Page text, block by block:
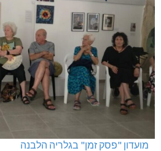
מועדון "פסק זמן" בגלריה הלבנה